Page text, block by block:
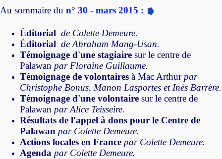
Au sommaire du n° 30 - mars 2015 :
Éditorial de Colette Demeure.
Éditorial de Abraham Mang-Usan.
Témoignage d'une stagiaire sur le centre de
Palawan par Floraine Guillaume.
Témoignage de volontaires à Mac Arthur par
Christophe Bonus, Manon Lasportes et Inès Barrère.
Témoignage d'une volontaire sur le centre de
Palawan par Alice Teisseire.
Résultats de l'appel à dons pour le Centre de
Palawan par Colette Demeure.
Actions locales en France par Colette Demeure.
Agenda par Colette Demeure.